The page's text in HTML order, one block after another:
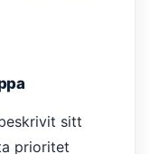
sitt
prioritet